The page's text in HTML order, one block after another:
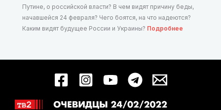
Путине, о российской власти? В чем видят причину беды,
начавшейся 24 февраля? Чего боятся, на что надеются?
Каким видят будущее России и Украины? Подробнее